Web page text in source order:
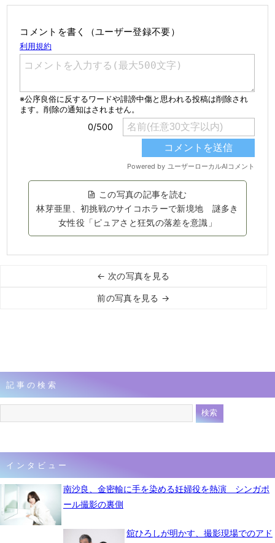
コメントを書く（ユーザー登録不要）
この写真の記事を読む
林芽亜里、初挑戦のサイコホラーで新境地 謎多き
女性役「ピュアさと狂気の落差を意識」
← 次の写真を見る
前の写真を見る →
記事の検索
インタビュー
南沙良、金密輸に手を染める妊婦役を熱演 シンガポ
ール撮影の裏側
舘ひろしが明かす、撮影現場でのアド